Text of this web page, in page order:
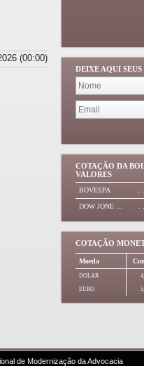
DEIXE AQUI SEUS
COTAÇÃO DA
VALORES
BOVESPA
DOW JONE ...
COTAÇÃO
Moeda
DOLAR
EURO
(00:00)
de Modernização da Advocacia